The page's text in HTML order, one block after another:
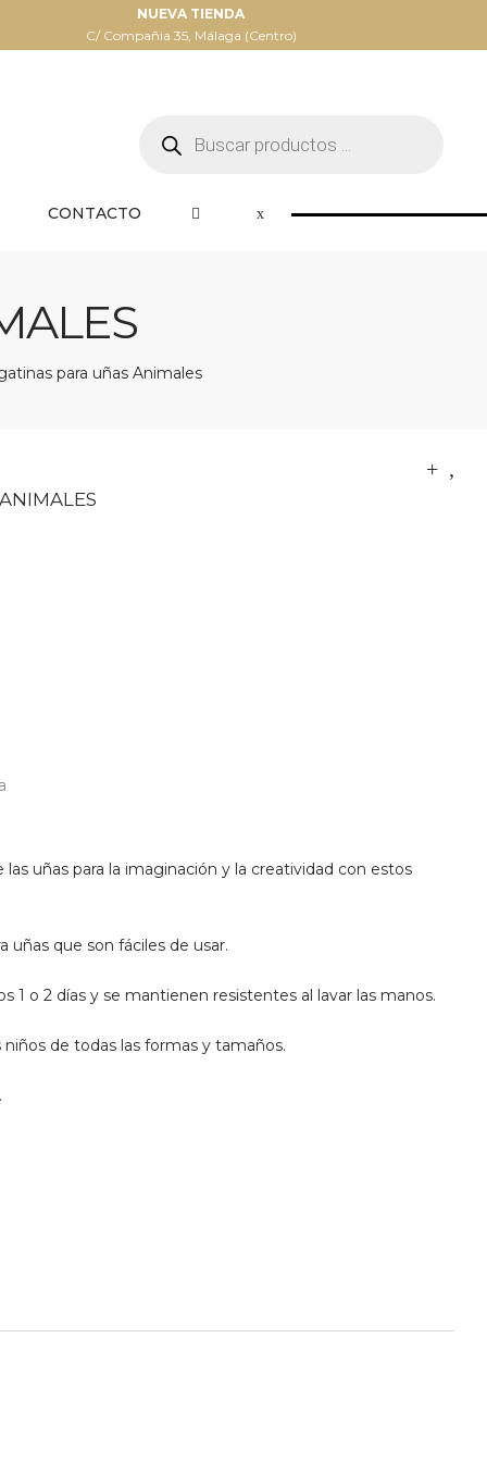
NUEVA TIENDA
C/ Compañia 35, Málaga (Centro)
productos
CONTACTO
para uñas Animales
uñas para la imaginación y la creatividad con estos
uñas que son fáciles de usar.
1 o 2 días y se mantienen resistentes al lavar las manos.
de todas las formas y tamaños.